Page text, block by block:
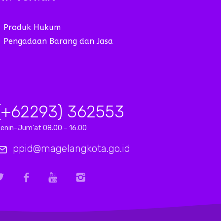
Produk Hukum
Pengadaan Barang dan Jasa
362553
08.00 – 16.00
ppid@magelangkota.go.id